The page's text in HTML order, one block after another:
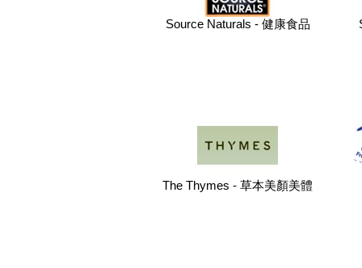
Source Naturals - 健康食品
The Thymes - 草本美顏美體